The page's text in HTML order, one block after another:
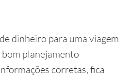
dinheiro para uma viagem
bom planejamento
corretas, fica